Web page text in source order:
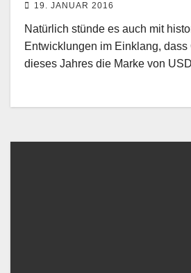
19. JANUAR 2016
Natürlich stünde es auch mit
Entwicklungen im Einklang,
dieses Jahres die Marke von